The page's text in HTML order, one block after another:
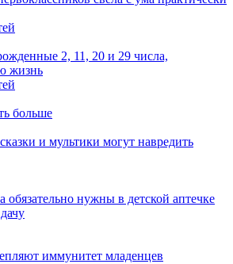
2, 11, 20 и 29 числа,
жизнь
больше
и мультики могут навредить
обязательно нужны в детской аптечке
иммунитет младенцев